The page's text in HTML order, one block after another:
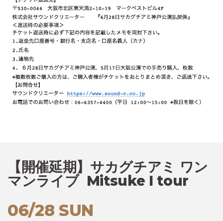
【開催延期】サカグチアミ ワン
マンライブ Mitsuke I tour
06/28 SUN